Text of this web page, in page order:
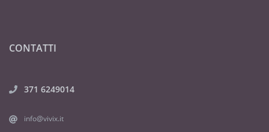
CONTATTI
371 6249014
info@vivix.it